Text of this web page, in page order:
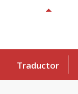
Traductor